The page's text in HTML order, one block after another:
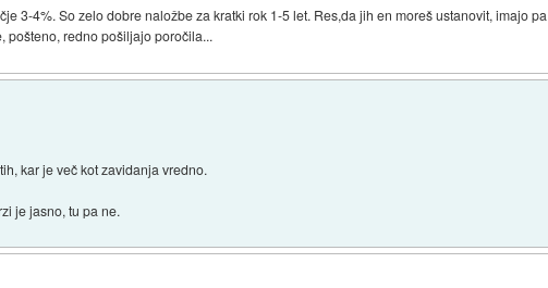
3-4%. So zelo dobre naložbe za kratki rok 1-5 let. Res,da jih en moreš ustanovit, imajo
pošteno, redno pošiljajo poročila...
kar je več kot zavidanja vredno.
je jasno, tu pa ne.